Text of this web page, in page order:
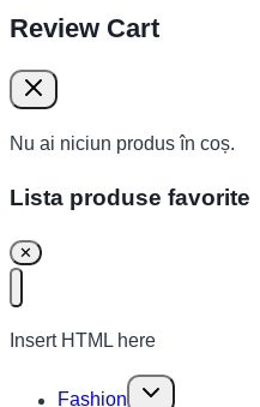
Review Cart
Nu ai niciun produs în coș.
Lista produse favorite
✕
Insert HTML here
Fashion
Toggle